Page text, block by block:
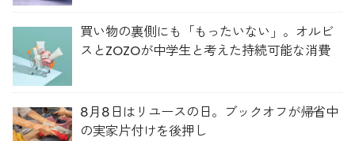
買い物の裏側にも「もったいない」。オルビ
スとZOZOが中学生と考えた持続可能な消費
8月8日はリユースの日。ブックオフが帰省中
の実家片付けを後押し